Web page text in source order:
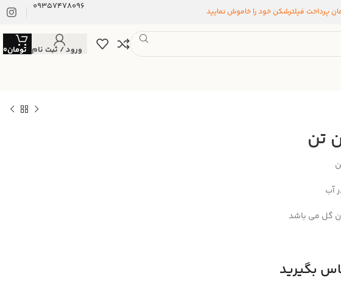
پرداخت فیلترشکن خود را خاموش نمایید 09357478096
ورود / ثبت نام تومان0
تن
آب
گل می باشد
بگیرید